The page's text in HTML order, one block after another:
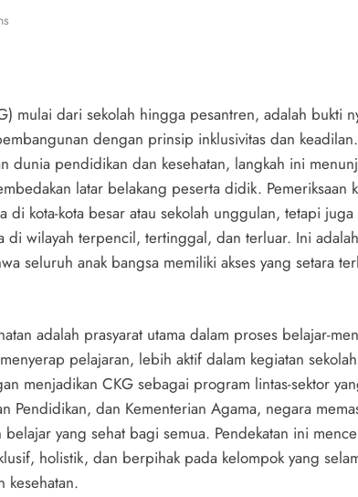
mulai dari sekolah hingga pesantren, adalah bukti
dengan prinsip inklusivitas dan
dunia pendidikan dan kesehatan, langkah ini
latar belakang peserta didik. Pemeriksaan
di kota-kota besar atau sekolah unggulan, tetapi
di wilayah terpencil, tertinggal, dan terluar. Ini
seluruh anak bangsa memiliki akses yang setara
adalah prasyarat utama dalam proses belajar-
pelajaran, lebih aktif dalam kegiatan
menjadikan CKG sebagai program lintas-sektor
Pendidikan, dan Kementerian Agama, negara
yang sehat bagi semua. Pendekatan ini
holistik, dan berpihak pada kelompok yang
kesehatan.